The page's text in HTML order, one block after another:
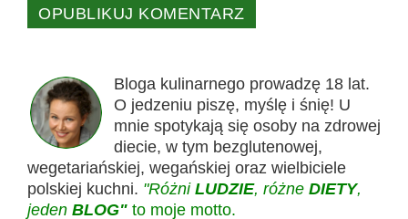
Bloga kulinarnego prowadzę 18 lat.
O jedzeniu piszę, myślę i śnię! U
mnie spotykają się osoby na zdrowej
diecie, w tym bezglutenowej,
wegetariańskiej, wegańskiej oraz wielbiciele
polskiej kuchni. "Różni LUDZIE, różne DIETY,
jeden BLOG" to moje motto.